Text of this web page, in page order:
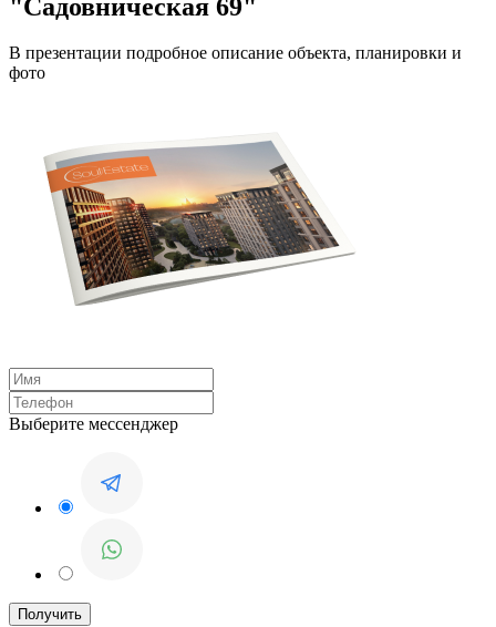
"Садовническая 69"
В презентации подробное описание объекта, планировки и
фото
Выберите мессенджер